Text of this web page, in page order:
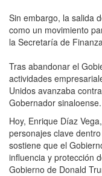
Sin embargo, la salida
como un movimiento
la Secretaría de
Tras abandonar el
actividades
Unidos avanzaba
Gobernador sinaloense.
Hoy, Enrique Díaz
personajes clave
sostiene que el
influencia y protección
Gobierno de Donald